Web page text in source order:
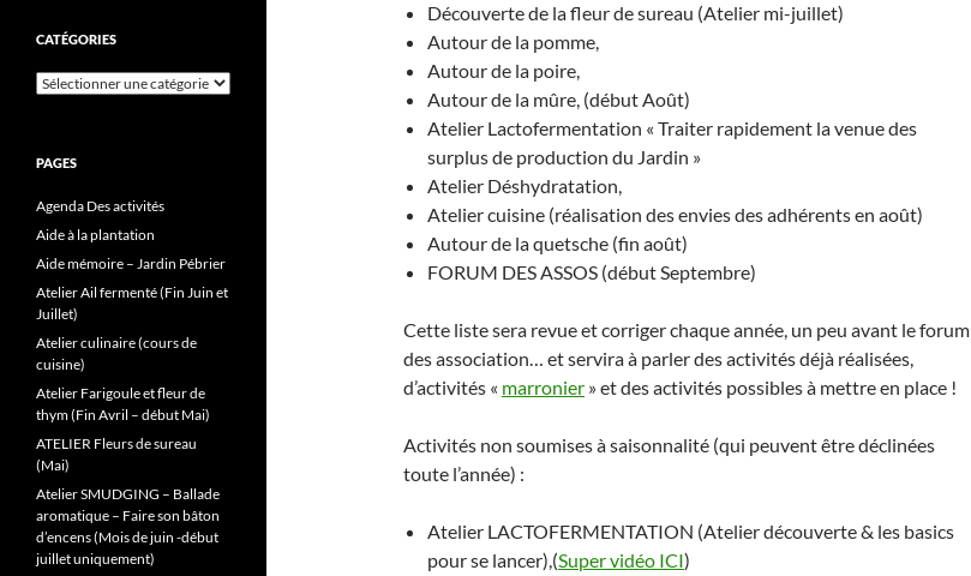
Découverte de la fleur de sureau (Atelier mi-juillet)
Autour de la pomme,
Autour de la poire,
Autour de la mûre, (début Août)
Atelier Lactofermentation « Traiter rapidement la venue des
surplus de production du Jardin »
Atelier Déshydratation,
Atelier cuisine (réalisation des envies des adhérents en août)
Autour de la quetsche (fin août)
FORUM DES ASSOS (début Septembre)
Cette liste sera revue et corriger chaque année, un peu avant le forum
des association… et servira à parler des activités déjà réalisées,
d’activités « marronier » et des activités possibles à mettre en place !
Activités non soumises à saisonnalité (qui peuvent être déclinées
toute l’année) :
Atelier LACTOFERMENTATION (Atelier découverte & les basics
pour se lancer),(Super vidéo ICI)
CATÉGORIES
Catégories
PAGES
Agenda Des activités
Aide à la plantation
Aide mémoire – Jardin Pébrier
Atelier Ail fermenté (Fin Juin et
Juillet)
Atelier culinaire (cours de
cuisine)
Atelier Farigoule et fleur de
thym (Fin Avril – début Mai)
ATELIER Fleurs de sureau
(Mai)
Atelier SMUDGING – Ballade
aromatique – Faire son bâton
d’encens (Mois de juin -début
juillet uniquement)